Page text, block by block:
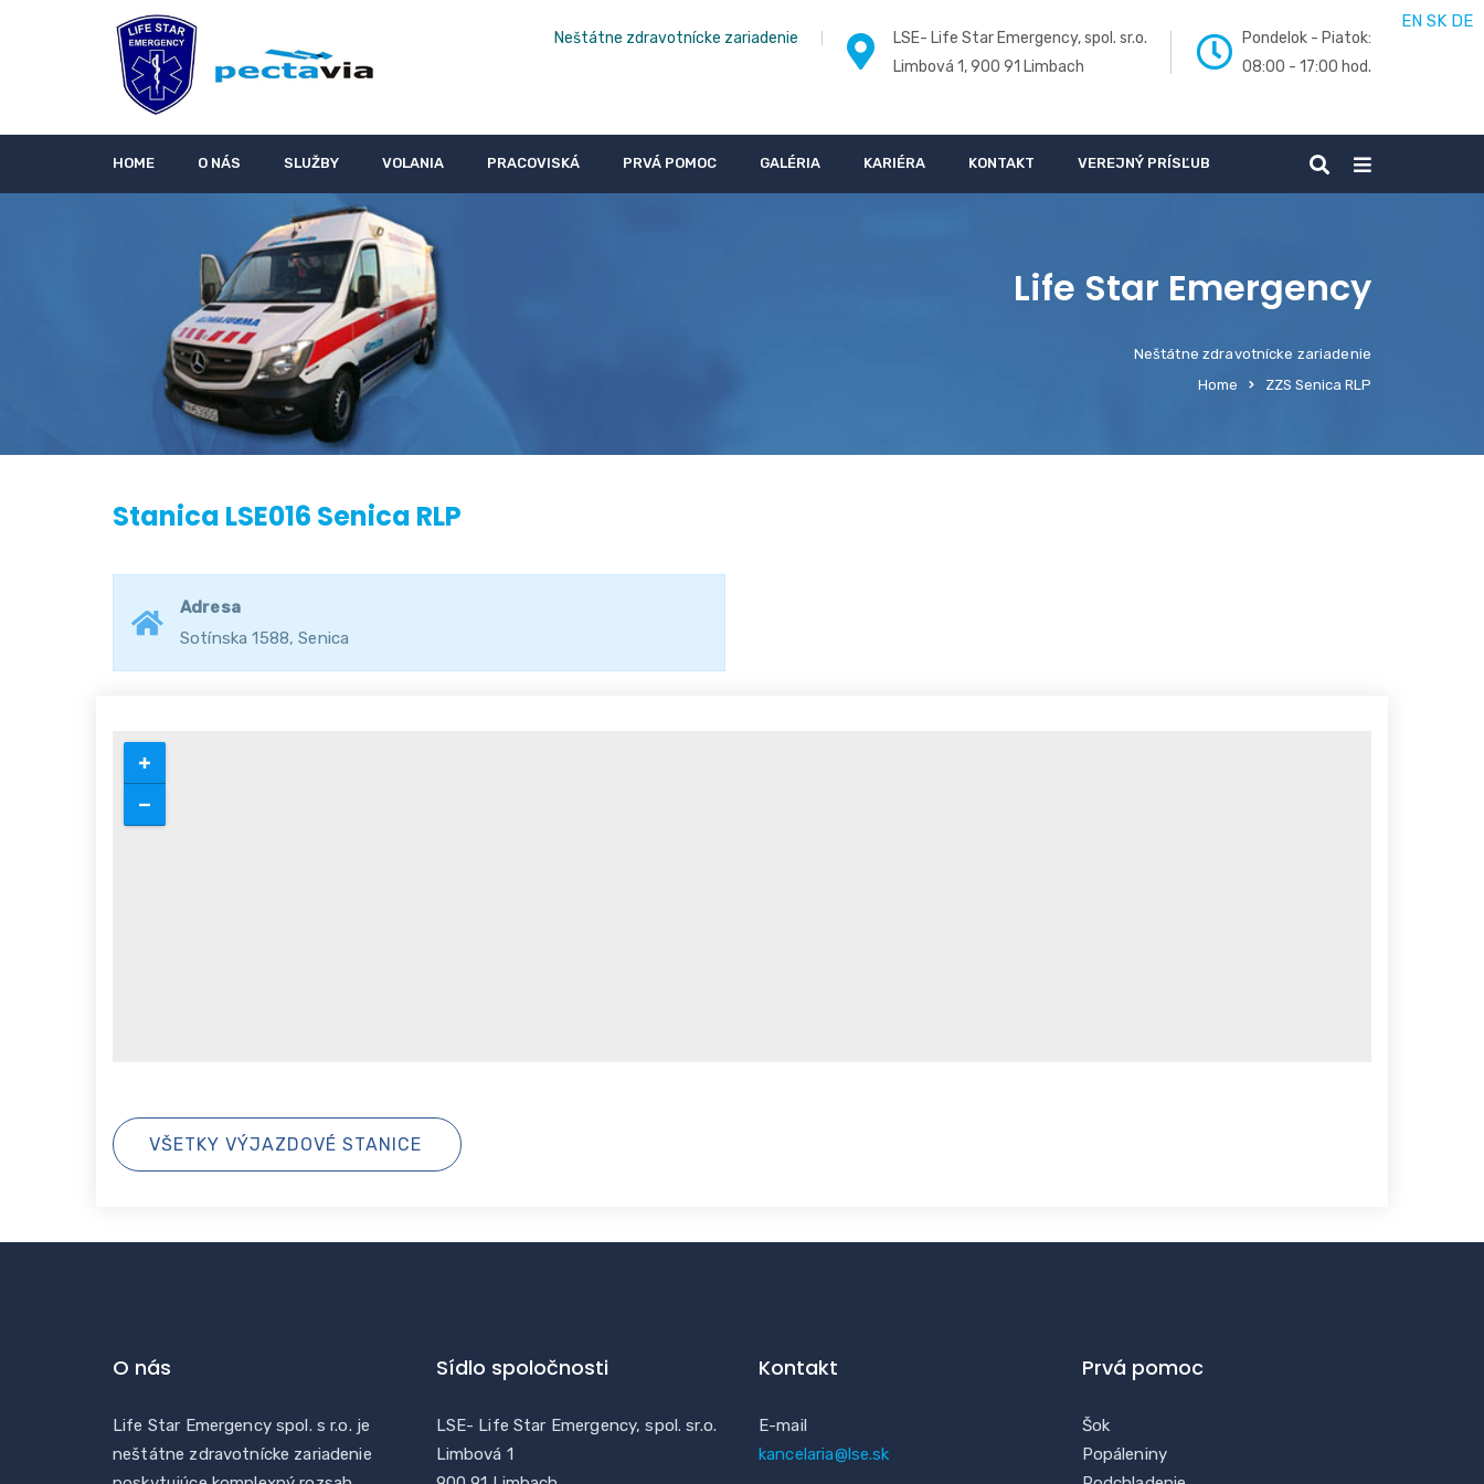
Neštátne zdravotnícke zariadenie
LSE- Life Star Emergency, spol. sr.o.
Limbová 1, 900 91 Limbach
Pondelok - Piatok:
08:00 - 17:00 hod.
HOME O NÁS SLUŽBY VOLANIA PRACOVISKÁ PRVÁ POMOC GALÉRIA KARIÉRA KONTAKT VEREJNÝ PRÍSĽUB
Life Star Emergency
Neštátne zdravotnícke zariadenie
Home
ZZS Senica RLP
Stanica LSE016 Senica RLP
Adresa
Sotínska 1588, Senica
VŠETKY VÝJAZDOVÉ STANICE
O nás
Life Star Emergency spol. s r.o. je
neštátne zdravotnícke zariadenie
Sídlo spoločnosti
LSE- Life Star Emergency, spol. sr.o.
Limbová 1
Kontakt
E-mail
kancelaria@lse.sk
Prvá pomoc
Šok
Popáleniny
EN SK DE